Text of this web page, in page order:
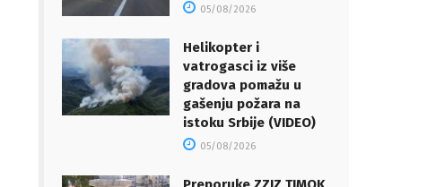
05/08/2026
Helikopter i
vatrogasci iz više
gradova pomažu u
gašenju požara na
istoku Srbije (VIDEO)
05/08/2026